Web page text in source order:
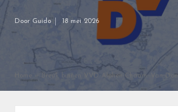
Door Guido 18 mei 2026
Home Breuk binnen VVD Alphen-Chaam: Van